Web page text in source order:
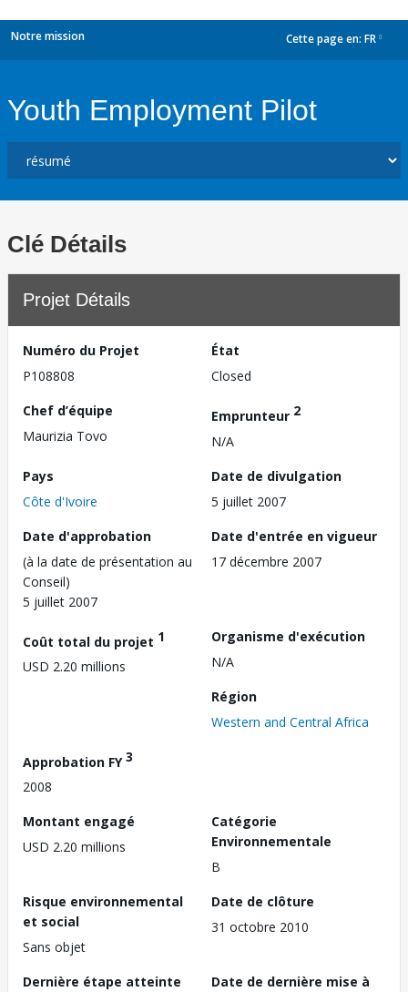
Notre mission Cette page en: FR
Youth Employment Pilot
Clé Détails
Projet Détails
Numéro du Projet
P108808
État
Closed
Chef d’équipe
Maurizia Tovo
Emprunteur 2
N/A
Pays
Côte d'Ivoire
Date de divulgation
5 juillet 2007
Date d'approbation
(à la date de présentation au
Conseil)
5 juillet 2007
Date d'entrée en vigueur
17 décembre 2007
Coût total du projet 1
USD 2.20 millions
Organisme d'exécution
N/A
Région
Western and Central Africa
Approbation FY3
2008
Montant engagé
USD 2.20 millions
Catégorie
Environnementale
B
Risque environnemental
et social
Sans objet
Date de clôture
31 octobre 2010
Dernière étape atteinte
Date de dernière mise à